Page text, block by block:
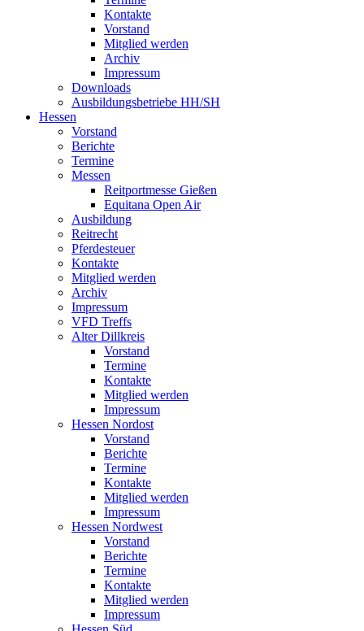
Kontakte
Vorstand
Mitglied werden
Archiv
Impressum
Downloads
Ausbildungsbetriebe HH/SH
Hessen
Vorstand
Berichte
Termine
Messen
Reitportmesse Gießen
Equitana Open Air
Ausbildung
Reitrecht
Pferdesteuer
Kontakte
Mitglied werden
Archiv
Impressum
VFD Treffs
Alter Dillkreis
Vorstand
Termine
Kontakte
Mitglied werden
Impressum
Hessen Nordost
Vorstand
Berichte
Termine
Kontakte
Mitglied werden
Impressum
Hessen Nordwest
Vorstand
Berichte
Termine
Kontakte
Mitglied werden
Impressum